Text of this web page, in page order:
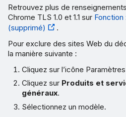
Retrouvez plus de
Chrome TLS 1.0 et 1.1 sur Fonction
(supprimé)
.
Pour exclure des sites Web du
la manière suivante :
Cliquez sur l’icône
Cliquez sur Produits et
généraux.
Sélectionnez un modèle.